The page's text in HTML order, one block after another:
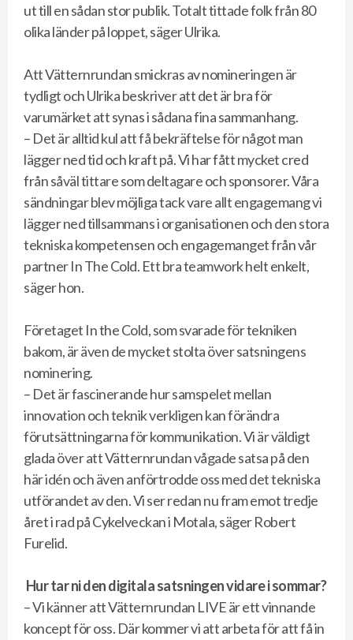
ut till en sådan stor publik. Totalt tittade folk från 80
olika länder på loppet, säger Ulrika.
Att Vätternrundan smickras av nomineringen är
tydligt och Ulrika beskriver att det är bra för
varumärket att synas i sådana fina sammanhang.
– Det är alltid kul att få bekräftelse för något man
lägger ned tid och kraft på. Vi har fått mycket cred
från såväl tittare som deltagare och sponsorer. Våra
sändningar blev möjliga tack vare allt engagemang vi
lägger ned tillsammans i organisationen och den stora
tekniska kompetensen och engagemanget från vår
partner In The Cold. Ett bra teamwork helt enkelt,
säger hon.
Företaget In the Cold, som svarade för tekniken
bakom, är även de mycket stolta över satsningens
nominering.
– Det är fascinerande hur samspelet mellan
innovation och teknik verkligen kan förändra
förutsättningarna för kommunikation. Vi är väldigt
glada över att Vätternrundan vågade satsa på den
här idén och även anförtrodde oss med det tekniska
utförandet av den. Vi ser redan nu fram emot tredje
året i rad på Cykelveckan i Motala, säger Robert
Furelid.
Hur tar ni den digitala satsningen vidare i sommar?
– Vi känner att Vätternrundan LIVE är ett vinnande
koncept för oss. Där kommer vi att arbeta för att få in